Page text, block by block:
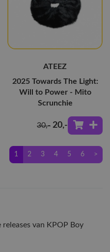
ATEEZ
2025 Towards The Light:
Will to Power - Mito
Scrunchie
30,- 20,-
1 2 3 4 5 6 >
van KPOP Boy